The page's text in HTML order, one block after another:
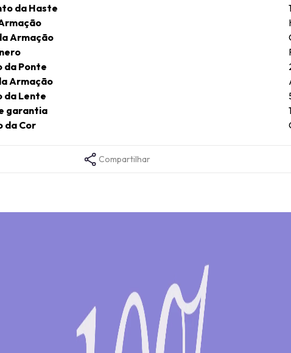
da Haste
Armação
da Ponte
Armação
da Lente
garantia
da Cor
Compartilhar